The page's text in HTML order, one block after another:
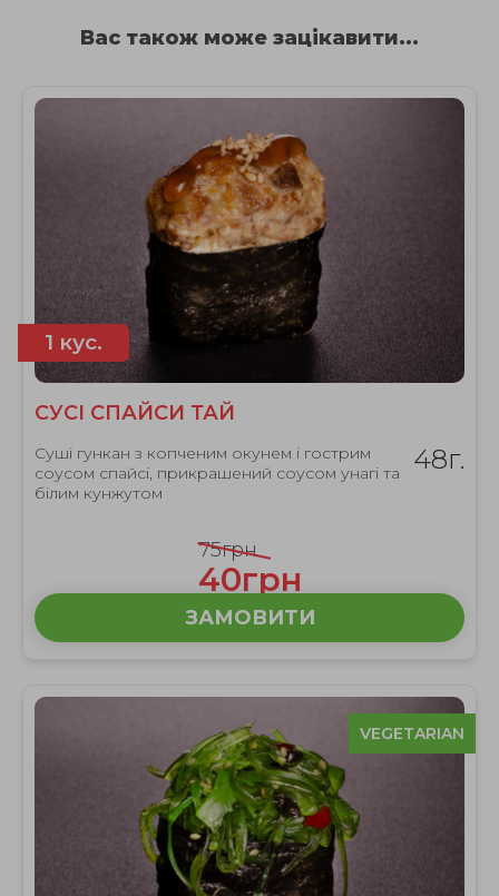
Вас також може зацікавити...
1 кус.
СУСІ СПАЙСИ ТАЙ
Суші гункан з копченим окунем і гострим
соусом спайсі, прикрашений соусом унагі та
білим кунжутом
48г.
75грн
40грн
ЗАМОВИТИ
VEGETARIAN